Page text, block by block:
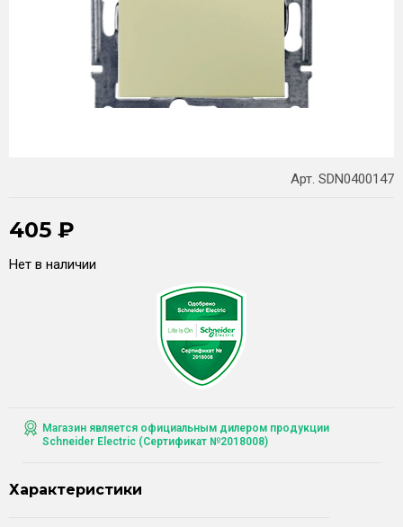
Арт. SDN0400147
405 ₽
Нет в наличии
Магазин является официальным дилером продукции
Schneider Electric (Сертификат №2018008)
Характеристики